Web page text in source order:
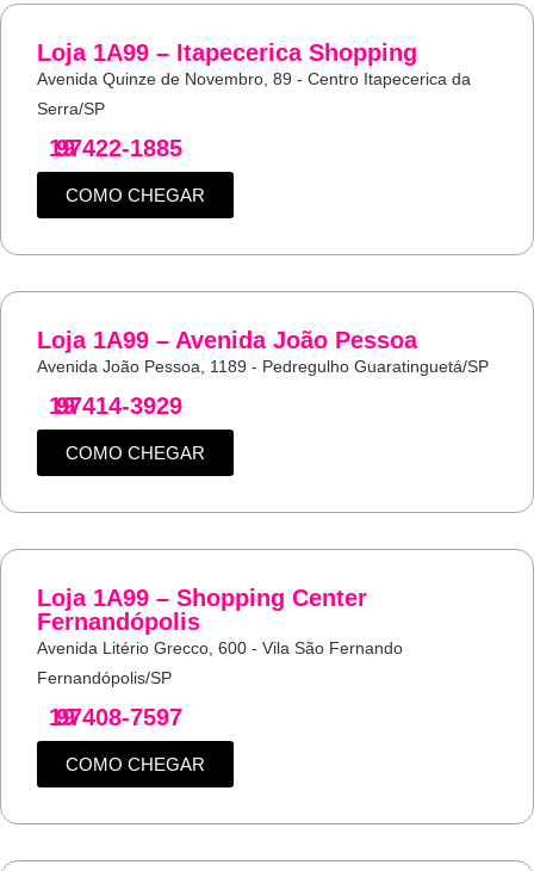
Loja 1A99 – Itapecerica Shopping
Avenida Quinze de Novembro, 89 - Centro Itapecerica da
Serra/SP
19
97422-1885
COMO CHEGAR
Loja 1A99 – Avenida João Pessoa
Avenida João Pessoa, 1189 - Pedregulho Guaratinguetá/SP
19
97414-3929
COMO CHEGAR
Loja 1A99 – Shopping Center
Fernandópolis
Avenida Litério Grecco, 600 - Vila São Fernando
Fernandópolis/SP
19
97408-7597
COMO CHEGAR